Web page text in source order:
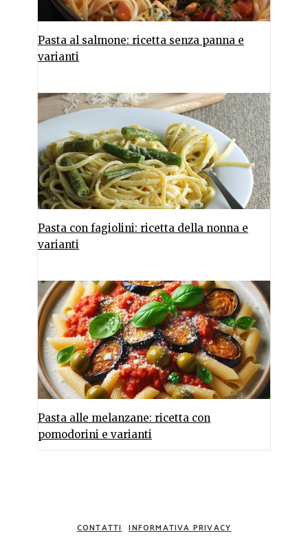
Pasta al salmone: ricetta senza panna e
varianti
Pasta con fagiolini: ricetta della nonna e
varianti
Pasta alle melanzane: ricetta con
pomodorini e varianti
CONTATTI INFORMATIVA PRIVACY